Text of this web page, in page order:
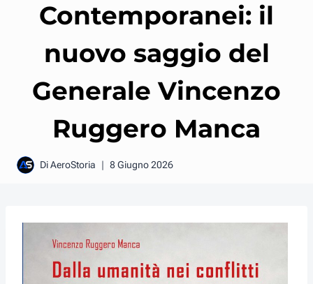
Contemporanei: il
nuovo saggio del
Generale Vincenzo
Ruggero Manca
DiAeroStoria 8 Giugno 2026